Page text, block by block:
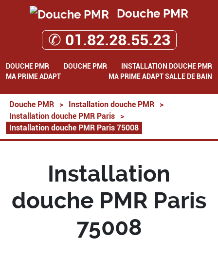
Douche PMR
✆ 01.82.28.55.23
DOUCHE PMR DOUCHE PMR
INSTALLATION DOUCHE PMR
MA PRIME ADAPT
MA PRIME ADAPT SALLE DE BAIN
Douche PMR > Installation douche PMR
>
Installation douche PMR Paris
>
Installation douche PMR Paris 75008
Installation
douche PMR Paris
75008